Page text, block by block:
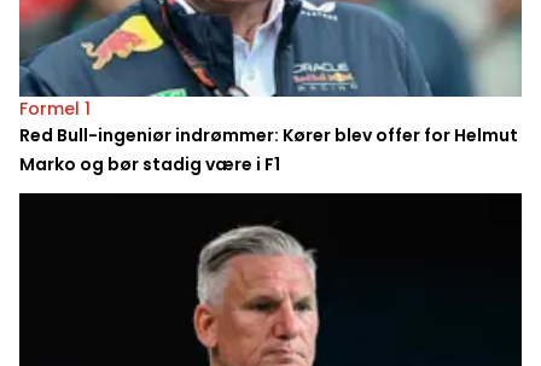
Formel 1
Red Bull-ingeniør indrømmer: Kører blev offer for Helmut
Marko og bør stadig være i F1